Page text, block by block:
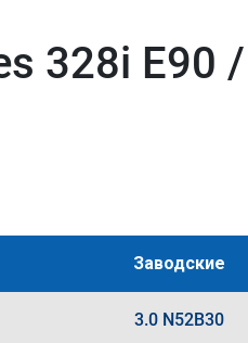
328i E90
Заводские
3.0 N52B30